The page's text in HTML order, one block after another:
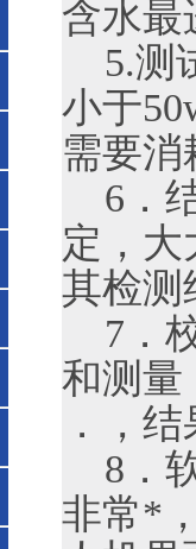
含水最
5.测
小于
需要消
6．
定，大
其检测
7．
和测量
．，
8．
非常*